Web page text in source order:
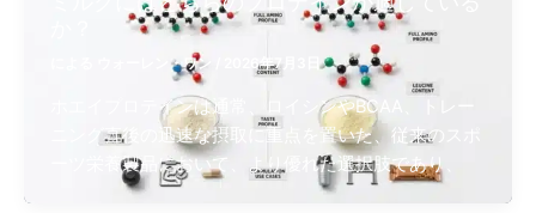
ウォーレン・ワン 2026年7月3日
ホエイプロテインは通常、ロイシンやBCAA、トレー
ニング直後の迅速な摂取に重点を置いた、従来のスポ
ーツ栄養製品において、より優れた選択肢であり、